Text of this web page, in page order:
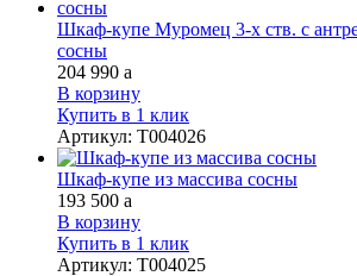
Шкаф-купе Муромец 3-х ств. с
сосны
204 990 a
В корзину
Купить в 1 клик
Артикул: Т004026
Шкаф-купе из массива сосны
193 500 a
В корзину
Купить в 1 клик
Артикул: Т004025